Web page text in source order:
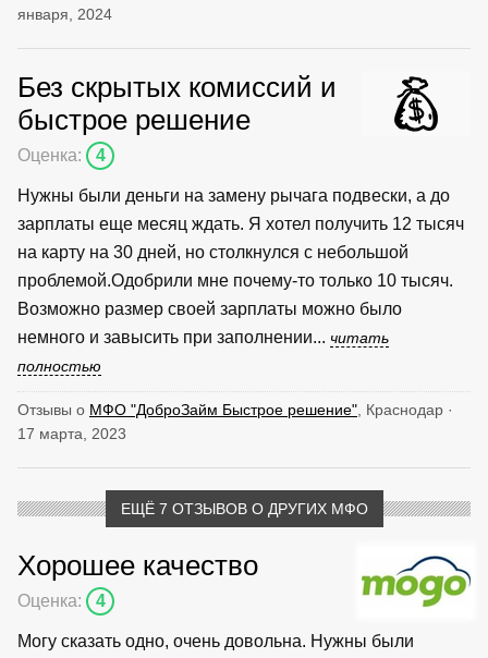
января, 2024
Без скрытых комиссий и
быстрое решение
Оценка: 4
Нужны были деньги на замену рычага подвески, а до
зарплаты еще месяц ждать. Я хотел получить 12 тысяч
на карту на 30 дней, но столкнулся с небольшой
проблемой.Одобрили мне почему-то только 10 тысяч.
Возможно размер своей зарплаты можно было
немного и завысить при заполнении... читать
полностью
Отзывы о МФО "ДоброЗайм Быстрое решение" , Краснодар ·
17 марта, 2023
ЕЩЁ 7 ОТЗЫВОВ О ДРУГИХ МФО
Хорошее качество
Оценка: 4
Могу сказать одно, очень довольна. Нужны были